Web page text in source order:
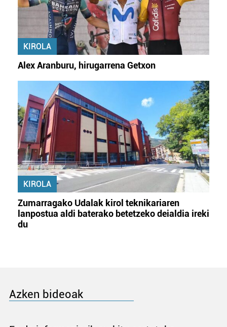
KIROLA
Alex Aranburu, hirugarrena Getxon
KIROLA
Zumarragako Udalak kirol teknikariaren
lanpostua aldi baterako betetzeko deialdia ireki
du
Azken bideoak